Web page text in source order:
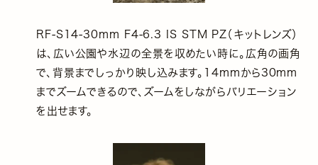
RF-S14-30mm F4-6.3 IS STM PZ（キットレンズ）
は、広い公園や水辺の全景を収めたい時に。広角の画角
で、背景までしっかり映し込みます。14mmから30mm
までズームできるので、ズームをしながらバリエーション
を出せます。